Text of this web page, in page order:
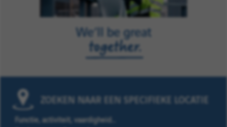
ZOEKEN NAAR EEN SPECIFIEKE LOCATIE
Functie, activiteit, vaardigheid…